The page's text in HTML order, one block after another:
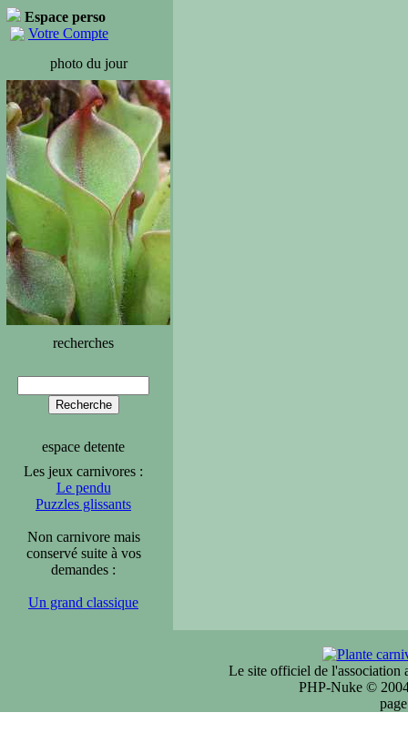
Espace perso
Votre Compte
photo du jour
recherches
espace detente
Les jeux carnivores :
Le pendu
Puzzles glissants
Non carnivore mais
conservé suite à vos
demandes :
Un grand classique
Le site officiel de l'association
PHP-Nuke ©